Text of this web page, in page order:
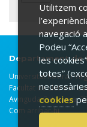
Departament de
Universitat Rovira i
Facultat de Lletres -
Avinguda Catalunya,
Com arribar-hi
Utilitzem
navegació
Podeu
les
totes”
cookies